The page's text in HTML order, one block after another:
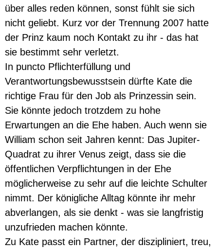
über alles reden können, sonst fühlt sie sich
nicht geliebt. Kurz vor der Trennung 2007 hatte
der Prinz kaum noch Kontakt zu ihr - das hat
sie bestimmt sehr verletzt.
In puncto Pflichterfüllung und
Verantwortungsbewusstsein dürfte Kate die
richtige Frau für den Job als Prinzessin sein.
Sie könnte jedoch trotzdem zu hohe
Erwartungen an die Ehe haben. Auch wenn sie
William schon seit Jahren kennt: Das Jupiter-
Quadrat zu ihrer Venus zeigt, dass sie die
öffentlichen Verpflichtungen in der Ehe
möglicherweise zu sehr auf die leichte Schulter
nimmt. Der königliche Alltag könnte ihr mehr
abverlangen, als sie denkt - was sie langfristig
unzufrieden machen könnte.
Zu Kate passt ein Partner, der diszipliniert, treu,